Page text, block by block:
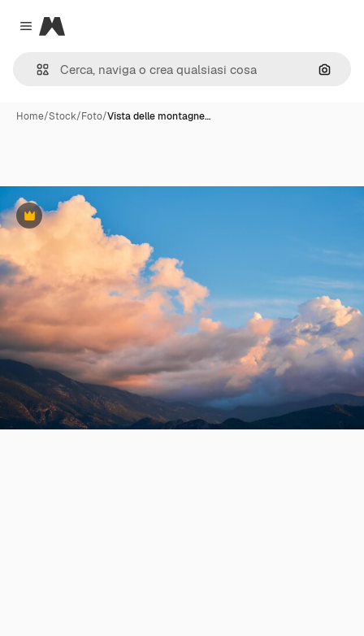
Close menu
Magnific
Cerca
Home/Stock/Foto/Vista delle montagne…
Premium